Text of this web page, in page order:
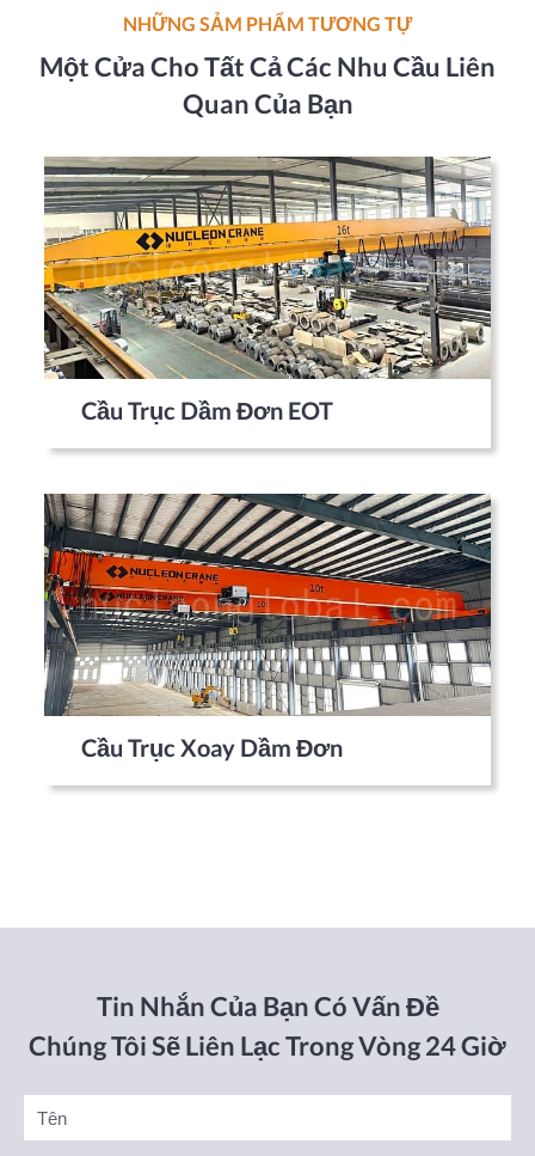
NHỮNG SẢM PHẨM TƯƠNG TỰ
Một Cửa Cho Tất Cả Các Nhu Cầu Liên
Quan Của Bạn
Cầu Trục Dầm Đơn EOT
Cầu Trục Xoay Dầm Đơn
Tin Nhắn Của Bạn Có Vấn Đề
Chúng Tôi Sẽ Liên Lạc Trong Vòng 24 Giờ